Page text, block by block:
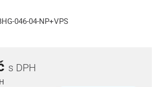
046-04-NP+VPS
s DPH